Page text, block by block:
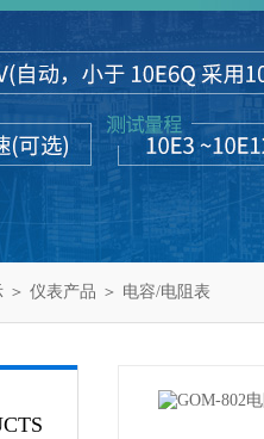
＞ 仪表产品 ＞ 电容/电阻表